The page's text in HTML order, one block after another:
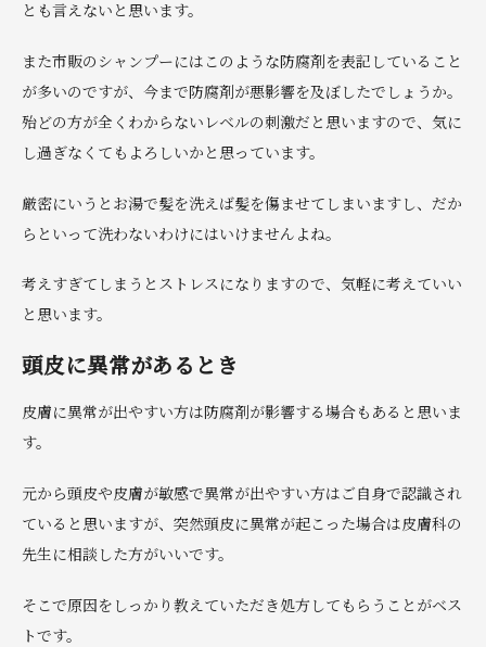
とも言えないと思います。
また市販のシャンプーにはこのような防腐剤を表記していること
が多いのですが、今まで防腐剤が悪影響を及ぼしたでしょうか。
殆どの方が全くわからないレベルの刺激だと思いますので、気に
し過ぎなくてもよろしいかと思っています。
厳密にいうとお湯で髪を洗えば髪を傷ませてしまいますし、だか
らといって洗わないわけにはいけませんよね。
考えすぎてしまうとストレスになりますので、気軽に考えていい
と思います。
頭皮に異常があるとき
皮膚に異常が出やすい方は防腐剤が影響する場合もあると思いま
す。
元から頭皮や皮膚が敏感で異常が出やすい方はご自身で認識され
ていると思いますが、突然頭皮に異常が起こった場合は皮膚科の
先生に相談した方がいいです。
そこで原因をしっかり教えていただき処方してもらうことがベス
トです。